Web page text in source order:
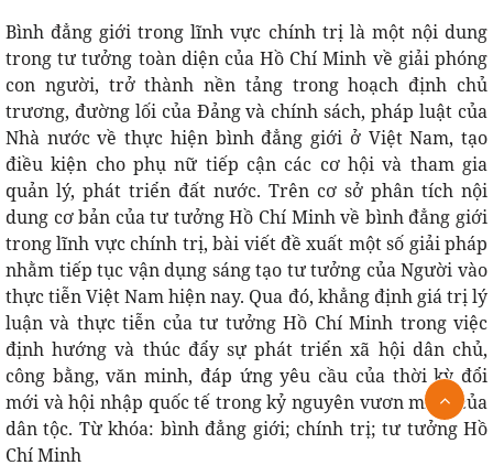
Bình đẳng giới trong lĩnh vực chính trị là một nội dung
trong tư tưởng toàn diện của Hồ Chí Minh về giải phóng
con người, trở thành nền tảng trong hoạch định chủ
trương, đường lối của Đảng và chính sách, pháp luật của
Nhà nước về thực hiện bình đẳng giới ở Việt Nam, tạo
điều kiện cho phụ nữ tiếp cận các cơ hội và tham gia
quản lý, phát triển đất nước. Trên cơ sở phân tích nội
dung cơ bản của tư tưởng Hồ Chí Minh về bình đẳng giới
trong lĩnh vực chính trị, bài viết đề xuất một số giải pháp
nhằm tiếp tục vận dụng sáng tạo tư tưởng của Người vào
thực tiễn Việt Nam hiện nay. Qua đó, khẳng định giá trị lý
luận và thực tiễn của tư tưởng Hồ Chí Minh trong việc
định hướng và thúc đẩy sự phát triển xã hội dân chủ,
công bằng, văn minh, đáp ứng yêu cầu của thời kỳ đổi
mới và hội nhập quốc tế trong kỷ nguyên vươn mình của
dân tộc. Từ khóa: bình đẳng giới; chính trị; tư tưởng Hồ
Chí Minh